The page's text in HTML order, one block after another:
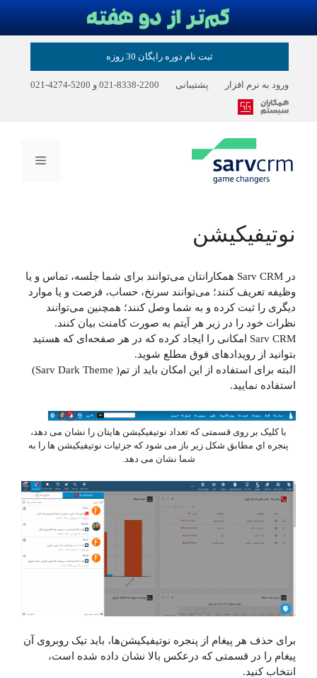
ثبت نام دوره رایگان 30 روزه
ورود به نرم افزار پشتیبانی 2200-8338-021 و 5200-4274-021
فهرست
نوتیفیکیشن
در Sarv CRM همکارانتان می‌توانند برای شما جلسه، تماس و یا
وظیفه تعریف کنند؛ می‌توانند سرنخ، حساب، فرصت و یا موارد
دیگری را ثبت کرده و به شما وصل کنند؛ همچنین می‌توانند
نظرات خود را در زیر هر آیتم به صورت کامنت بیان کنند.
Sarv CRM امکانی را ایجاد کرده که در هر صفحه‌ای که هستید
بتوانید از رویدادهای فوق مطلع شوید.
البته برای استفاده از این امکان باید از تم( Sarv Dark Theme)
استفاده نمایید.
با کلیک بر روی قسمتی که تعداد نوتیفیکیشن هایتان را نشان می دهد،
پنجره اي مطابق شکل زیر باز می شود که جزئیات نوتیفیکیشن ها را به
شما نشان می دهد.
برای حذف هر پیغام از پنجره نوتیفیکیشن‌ها، باید تیک روبروی آن
پیغام را در قسمتی که درعکس بالا نشان داده شده است،
انتخاب کنید.